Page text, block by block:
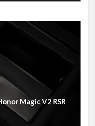
Magic V2 RSR